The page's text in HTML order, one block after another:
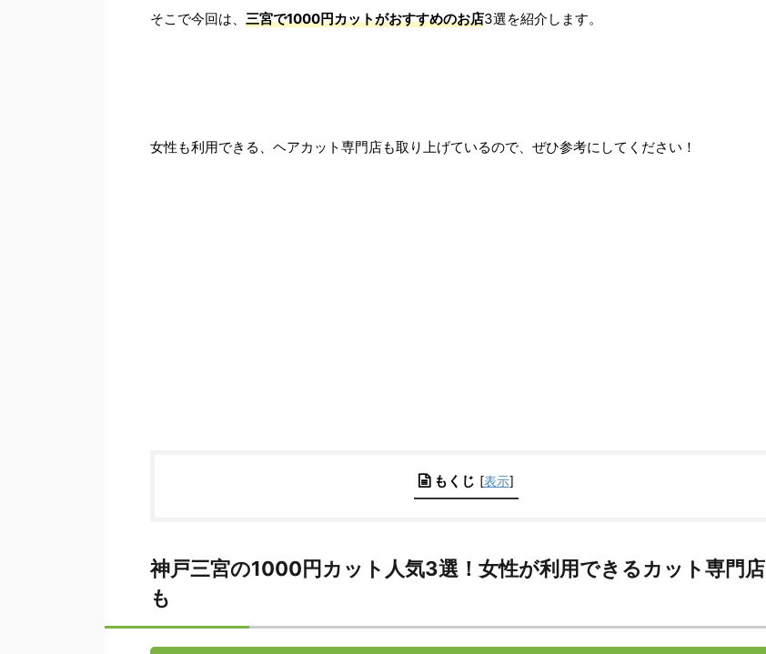
そこで今回は、 三宮で1000円カットがおすすめのお店3選を紹介します。
女性も利用できる、ヘアカット専門店も取り上げているので、ぜひ参考にしてください！
もくじ [表示]
神戸三宮の1000円カット人気3選！女性が利用できるカット専門店
も